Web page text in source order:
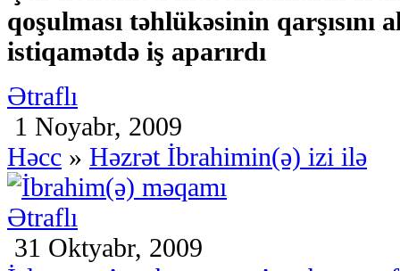
qoşulması təhlükəsinin qarşısını
istiqamətdə iş aparırdı
Ətraflı
1 Noyabr, 2009
Həcc » Həzrət İbrahimin(ə) izi ilə
Ətraflı
31 Oktyabr, 2009